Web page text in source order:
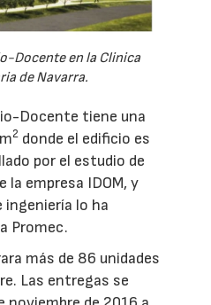
Docente en la Clinica
de Navarra.
Docente tiene una
2 donde el edificio es
por el estudio de
la empresa IDOM, y
ingeniería lo ha
Promec.
más de 86 unidades
Las entregas se